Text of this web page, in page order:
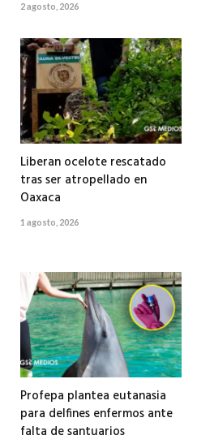
2 agosto, 2026
Liberan ocelote rescatado
tras ser atropellado en
Oaxaca
1 agosto, 2026
Profepa plantea eutanasia
para delfines enfermos ante
falta de santuarios